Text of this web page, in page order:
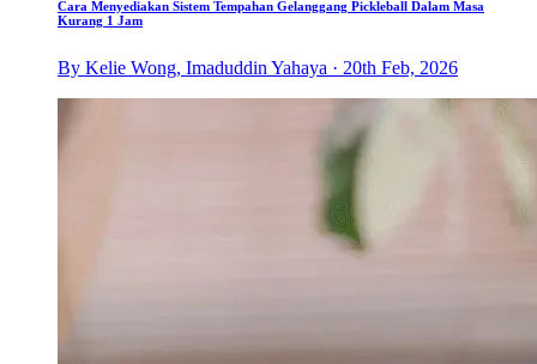
Cara Menyediakan Sistem Tempahan Gelanggang Pickleball Dalam Masa
Kurang 1 Jam
By Kelie Wong, Imaduddin Yahaya · 20th Feb, 2026